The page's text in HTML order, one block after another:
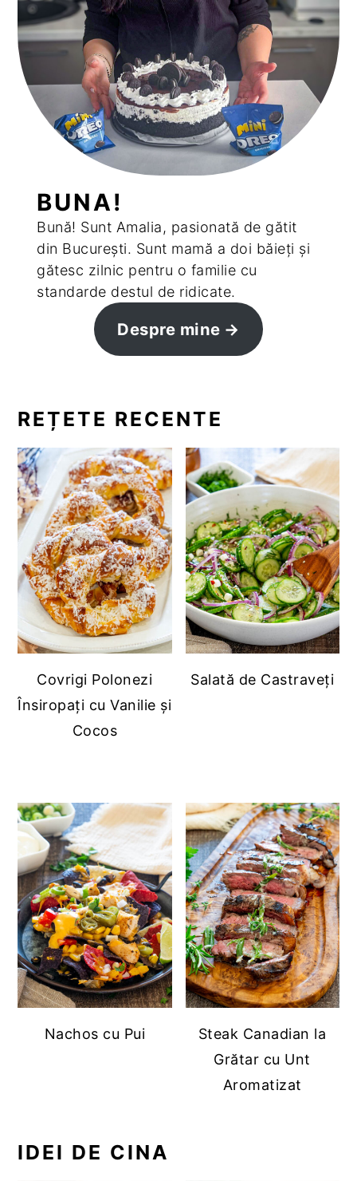
BUNA!
Bună! Sunt Amalia, pasionată de gătit
din București. Sunt mamă a doi băieți și
gătesc zilnic pentru o familie cu
standarde destul de ridicate.
Despre mine
REȚETE RECENTE
Covrigi Polonezi
Însiropați cu Vanilie și
Cocos
Salată de Castraveți
Nachos cu Pui
Steak Canadian la
Grătar cu Unt
Aromatizat
IDEI DE CINA